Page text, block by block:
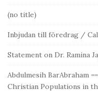
(no title)
Inbjudan till föredrag /
Statement on Dr. Ramina
Abdulmesih BarAbraham
Christian Populations in